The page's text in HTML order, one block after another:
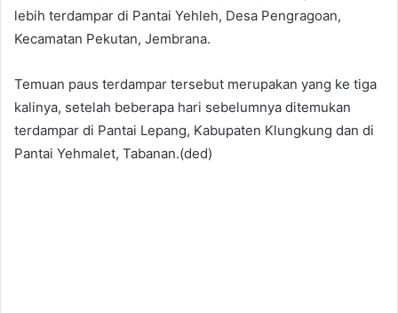
lebih terdampar di Pantai Yehleh, Desa Pengragoan,
Kecamatan Pekutan, Jembrana.
Temuan paus terdampar tersebut merupakan yang ke tiga
kalinya, setelah beberapa hari sebelumnya ditemukan
terdampar di Pantai Lepang, Kabupaten Klungkung dan di
Pantai Yehmalet, Tabanan.(ded)